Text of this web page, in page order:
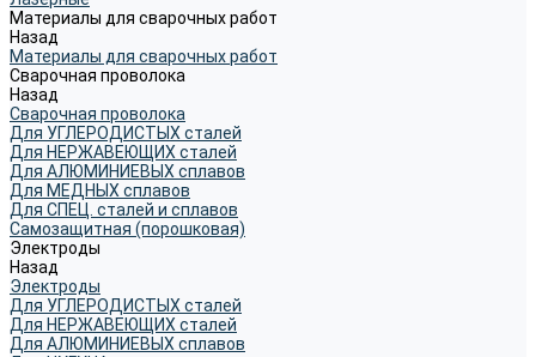
Материалы для сварочных работ
Назад
Материалы для сварочных работ
Сварочная проволока
Назад
Сварочная проволока
Для УГЛЕРОДИСТЫХ сталей
Для НЕРЖАВЕЮЩИХ сталей
Для АЛЮМИНИЕВЫХ сплавов
Для МЕДНЫХ сплавов
Для СПЕЦ. сталей и сплавов
Самозащитная (порошковая)
Электроды
Назад
Электроды
Для УГЛЕРОДИСТЫХ сталей
Для НЕРЖАВЕЮЩИХ сталей
Для АЛЮМИНИЕВЫХ сплавов